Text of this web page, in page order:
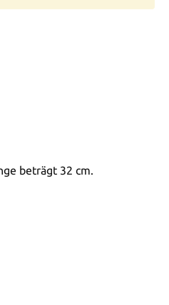
beträgt 32 cm.